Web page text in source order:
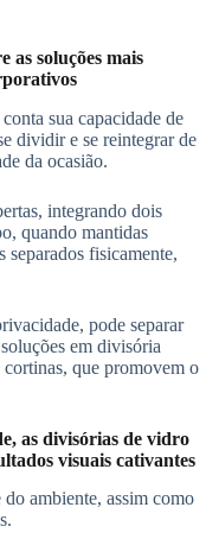
as soluções mais
sua capacidade de
dividir e se reintegrar de
da ocasião.
integrando dois
quando mantidas
separados fisicamente,
pode separar
em divisória
que promovem o
as divisórias de vidro
visuais cativantes
ambiente, assim como